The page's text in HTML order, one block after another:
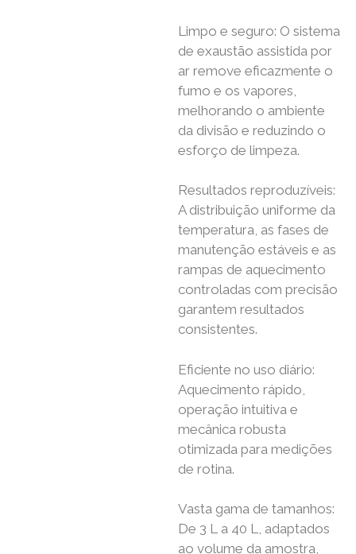
Limpo e seguro: O sistema
de exaustão assistida por
ar remove eficazmente o
fumo e os vapores,
melhorando o ambiente
da divisão e reduzindo o
esforço de limpeza.
Resultados reproduzíveis:
A distribuição uniforme da
temperatura, as fases de
manutenção estáveis ​​e as
rampas de aquecimento
controladas com precisão
garantem resultados
consistentes.
Eficiente no uso diário:
Aquecimento rápido,
operação intuitiva e
mecânica robusta
otimizada para medições
de rotina.
Vasta gama de tamanhos:
De 3 L a 40 L, adaptados
ao volume da amostra,